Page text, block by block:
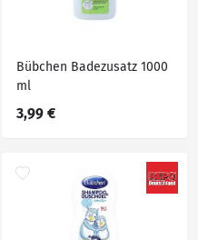
Bübchen Badezusatz 1000
ml
3,99 €